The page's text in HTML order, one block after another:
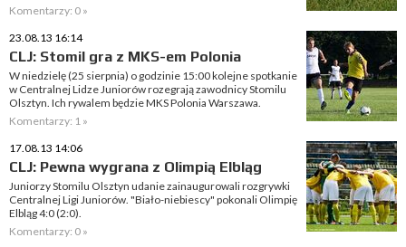
Komentarzy: 0 »
23.08.13 16:14
CLJ: Stomil gra z MKS-em Polonia
W niedzielę (25 sierpnia) o godzinie 15:00 kolejne spotkanie
w Centralnej Lidze Juniorów rozegrają zawodnicy Stomilu
Olsztyn. Ich rywalem będzie MKS Polonia Warszawa.
Komentarzy: 1 »
17.08.13 14:06
CLJ: Pewna wygrana z Olimpią Elbląg
Juniorzy Stomilu Olsztyn udanie zainaugurowali rozgrywki
Centralnej Ligi Juniorów. "Biało-niebiescy" pokonali Olimpię
Elbląg 4:0 (2:0).
Komentarzy: 0 »